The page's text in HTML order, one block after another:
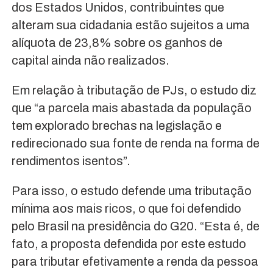
dos Estados Unidos, contribuintes que
alteram sua cidadania estão sujeitos a uma
alíquota de 23,8% sobre os ganhos de
capital ainda não realizados.
Em relação à tributação de PJs, o estudo diz
que “a parcela mais abastada da população
tem explorado brechas na legislação e
redirecionado sua fonte de renda na forma de
rendimentos isentos”.
Para isso, o estudo defende uma tributação
mínima aos mais ricos, o que foi defendido
pelo Brasil na presidência do G20. “Esta é, de
fato, a proposta defendida por este estudo
para tributar efetivamente a renda da pessoa